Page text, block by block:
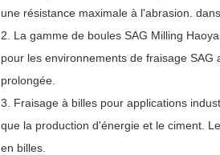
une résistance maximale à l'abrasion.
2. La gamme de boules SAG Milling
pour les environnements de fraisage
prolongée.
3. Fraisage à billes pour applications
que la production d'énergie et le ciment.
en billes.